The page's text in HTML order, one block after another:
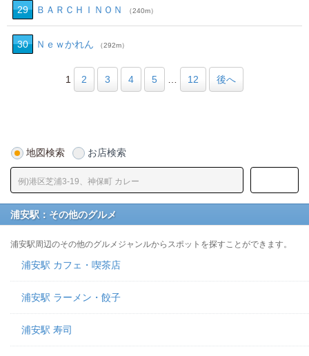
29 ＢＡＲＣＨＩＮＯＮ （240m）
30 Ｎｅｗかれん （292m）
1 2 3 4 5 12 後へ
地図検索 お店検索
浦安駅：その他のグルメ
浦安駅周辺のその他のグルメジャンルからスポットを探すことができます。
浦安駅 カフェ・喫茶店
浦安駅 ラーメン・餃子
浦安駅 寿司